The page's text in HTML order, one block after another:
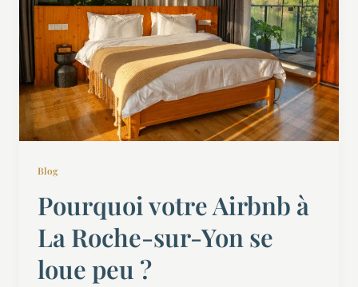
Blog
Pourquoi votre Airbnb à
La Roche-sur-Yon se
loue peu ?